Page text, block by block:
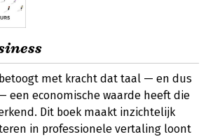
met kracht dat taal — en dus
een economische waarde heeft die
Dit boek maakt inzichtelijk
in professionele vertaling loont